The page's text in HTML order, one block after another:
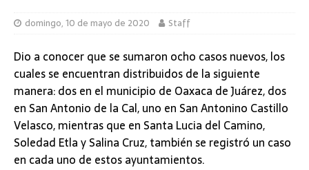
domingo, 10 de mayo de 2020 Staff
Dio a conocer que se sumaron ocho casos nuevos, los
cuales se encuentran distribuidos de la siguiente
manera: dos en el municipio de Oaxaca de Juárez, dos
en San Antonio de la Cal, uno en San Antonino Castillo
Velasco, mientras que en Santa Lucia del Camino,
Soledad Etla y Salina Cruz, también se registró un caso
en cada uno de estos ayuntamientos.